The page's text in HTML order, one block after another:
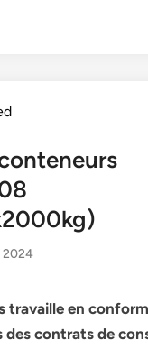
2024
travaille en
des contrats de